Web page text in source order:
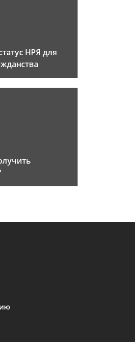
НРЯ для